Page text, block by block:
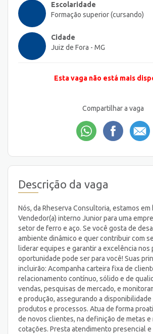
Escolaridade
Formação superior (cursando)
Cidade
Juiz de Fora - MG
Esta vaga não está mais
Compartilhar a vaga
Descrição da vaga
Nós, da Rheserva Consultoria, estamos em
Vendedor(a) interno Junior para uma
setor de ferro e aço. Se você gosta de
ambiente dinâmico e quer contribuir com
liderar equipes e garantir a excelência nos
oportunidade pode ser para você! Suas
incluirão: Acompanha carteira fixa de
relacionamento contínuo, sólido e de
vendas, pesquisas de mercado, e
e produção, assegurando a
produtos e processos. Atua de forma
de novos clientes, na definição de metas e
cotações. Presta atendimento presencial